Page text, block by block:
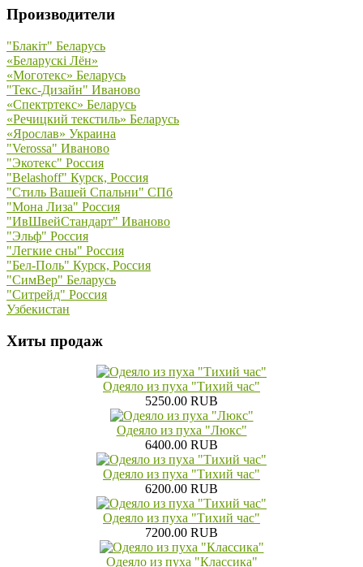
Производители
"Блакiт" Беларусь
«Беларускi Лён»
«Моготекс» Беларусь
"Текс-Дизайн" Иваново
«Спектртекс» Беларусь
«Речицкий текстиль» Беларусь
«Ярослав» Украина
"Verossa" Иваново
"Экотекс" Россия
"Belashoff" Курск, Россия
"Стиль Вашей Спальни" СПб
"Мона Лиза" Россия
"ИвШвейСтандарт" Иваново
"Эльф" Россия
"Легкие сны" Россия
"Бел-Поль" Курск, Россия
"СимВер" Беларусь
"Ситрейд" Россия
Узбекистан
Хиты продаж
Одеяло из пуха "Тихий час"
5250.00 RUB
Одеяло из пуха "Люкс"
6400.00 RUB
Одеяло из пуха "Тихий час"
6200.00 RUB
Одеяло из пуха "Тихий час"
7200.00 RUB
Одеяло из пуха "Классика"